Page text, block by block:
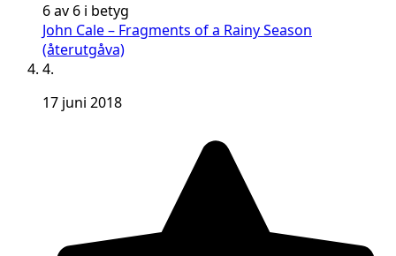
6 av 6 i betyg
John Cale – Fragments of a Rainy Season
(återutgåva)
4.
17 juni 2018